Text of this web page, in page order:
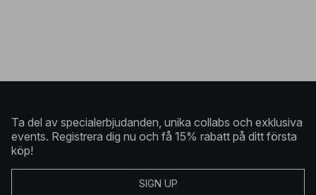
Ta del av specialerbjudanden, unika collabs och exklusiva
events. Registrera dig nu och få 15% rabatt på ditt första
köp!
SIGN UP